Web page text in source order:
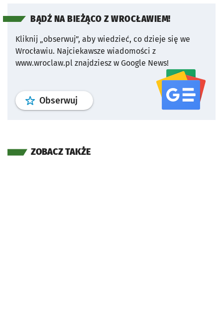
BĄDŹ NA BIEŻĄCO Z WROCŁAWIEM!
Kliknij „obserwuj”, aby wiedzieć, co dzieje się we
Wrocławiu. Najciekawsze wiadomości z
www.wroclaw.pl znajdziesz w Google News!
Obserwuj profil serwisu
ZOBACZ TAKŻE